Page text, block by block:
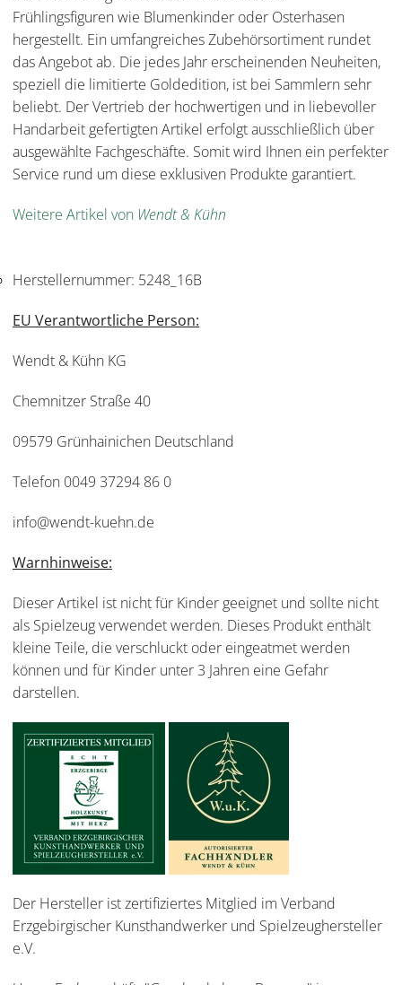
Frühlingsfiguren wie Blumenkinder oder Osterhasen
hergestellt. Ein umfangreiches Zubehörsortiment rundet
das Angebot ab. Die jedes Jahr erscheinenden Neuheiten,
speziell die limitierte Goldedition, ist bei Sammlern sehr
beliebt. Der Vertrieb der hochwertigen und in liebevoller
Handarbeit gefertigten Artikel erfolgt ausschließlich über
ausgewählte Fachgeschäfte. Somit wird Ihnen ein perfekter
Service rund um diese exklusiven Produkte garantiert.
Weitere Artikel von Wendt & Kühn
Herstellernummer: 5248_16B
EU Verantwortliche Person:
Wendt & Kühn KG
Chemnitzer Straße 40
09579 Grünhainichen Deutschland
Telefon 0049 37294 86 0
info@wendt-kuehn.de
Warnhinweise:
Dieser Artikel ist nicht für Kinder geeignet und sollte nicht
als Spielzeug verwendet werden. Dieses Produkt enthält
kleine Teile, die verschluckt oder eingeatmet werden
können und für Kinder unter 3 Jahren eine Gefahr
darstellen.
Der Hersteller ist zertifiziertes Mitglied im Verband
Erzgebirgischer Kunsthandwerker und Spielzeughersteller
e.V.